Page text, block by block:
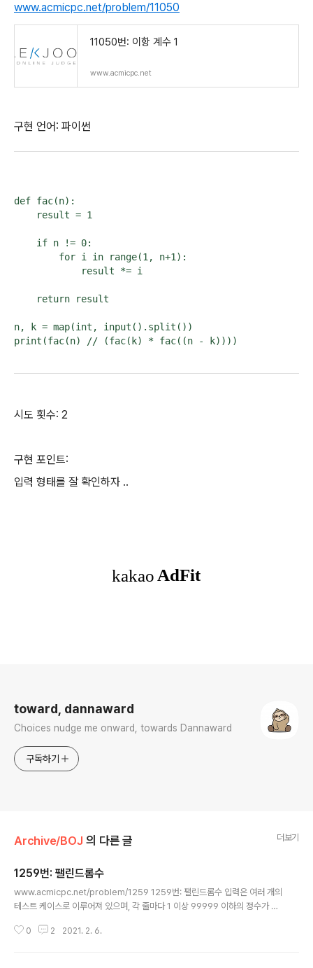
www.acmicpc.net/problem/11050
11050번: 이항 계수 1
www.acmicpc.net
구현 언어: 파이썬
def fac(n):
    result = 1
    if n != 0:
        for i in range(1, n+1):
            result *= i
    return result
n, k = map(int, input().split())
print(fac(n) // (fac(k) * fac((n - k))))
시도 횟수: 2
구현 포인트:
입력 형태를 잘 확인하자 ..
toward, dannaward
Choices nudge me onward, towards Dannaward
구독하기
Archive/BOJ 의 다른 글 더보기
1259번: 팰린드롬수
www.acmicpc.net/problem/1259 1259번: 팰린드롬수 입력은 여러 개의
테스트 케이스로 이루어져 있으며, 각 줄마다 1 이상 99999 이하의 정수가 주
www.acmicpc.net 구현 언어: 파이썬 n = -1 while(int(n) != 0): n = input
0 2 2021. 2. 6.